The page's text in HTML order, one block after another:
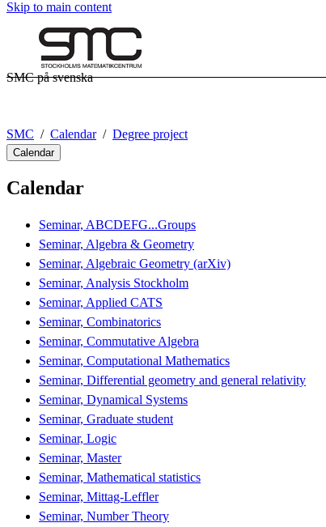
Skip to main content
SMC på svenska
SMC Calendar Degree project
Calendar
Calendar
Seminar, ABCDEFG...Groups
Seminar, Algebra & Geometry
Seminar, Algebraic Geometry (arXiv)
Seminar, Analysis Stockholm
Seminar, Applied CATS
Seminar, Combinatorics
Seminar, Commutative Algebra
Seminar, Computational Mathematics
Seminar, Differential geometry and general relativity
Seminar, Dynamical Systems
Seminar, Graduate student
Seminar, Logic
Seminar, Master
Seminar, Mathematical statistics
Seminar, Mittag-Leffler
Seminar, Number Theory